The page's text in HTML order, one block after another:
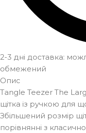
2-3 дні доставка:
обмежений
Опис
Tangle Teezer The
щітка із ручкою для
Збільшений розмір
порівнянні з